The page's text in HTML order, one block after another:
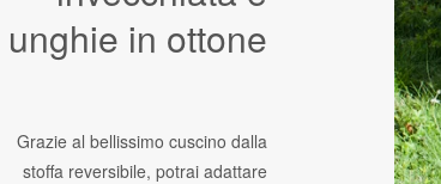
unghie in ottone
Grazie al bellissimo cuscino dalla
stoffa reversibile, potrai adattare